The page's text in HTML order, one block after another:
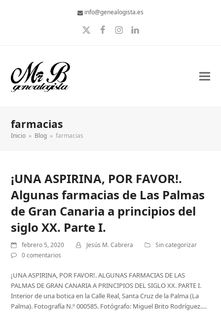
info@genealogista.es
TwitterFacebook
Instagram
LinkedIn
farmacias
Inicio » Blog » farmacias
¡UNA ASPIRINA, POR FAVOR!.
Algunas farmacias de Las Palmas
de Gran Canaria a principios del
siglo XX. Parte I.
febrero 5, 2020 Jesús M. Cabrera
Sin categorizar
0 comentarios
¡UNA ASPIRINA, POR FAVOR!. ALGUNAS FARMACIAS DE LAS
PALMAS DE GRAN CANARIA A PRINCIPIOS DEL SIGLO XX. PARTE I.
Interior de una botica en la Calle Real, Santa Cruz de la Palma (La
Palma). Fotografía N.º 000585. Fotógrafo: Miguel Brito Rodríguez.…